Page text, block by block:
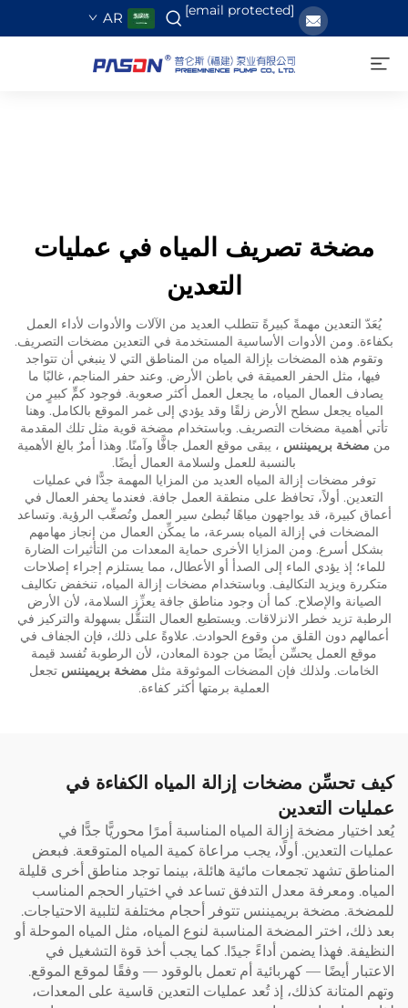
[email protected]
AR
مضخة تصريف المياه في عمليات
التعدين
يُعَدّ التعدين مهمةً كبيرةً تتطلب العديد من الآلات والأدوات لأداء العمل
بكفاءة. ومن الأدوات الأساسية المستخدمة في التعدين مضخات التصريف.
وتقوم هذه المضخات بإزالة المياه من المناطق التي لا ينبغي أن تتواجد
فيها، مثل الحفر العميقة في باطن الأرض. وعند حفر المناجم، غالبًا ما
يصادف العمال المياه، ما يجعل العمل أكثر صعوبة. فوجود كمٍّ كبيرٍ من
المياه يجعل سطح الأرض زلقًا وقد يؤدي إلى غمر الموقع بالكامل. وهنا
تأتي أهمية مضخات التصريف. وباستخدام مضخة قوية مثل تلك المقدمة
من مضخة بريميننس ، يبقى موقع العمل جافًّا وآمنًا. وهذا أمرٌ بالغ الأهمية
بالنسبة للعمل ولسلامة العمال أيضًا.
توفر مضخات إزالة المياه العديد من المزايا المهمة جدًّا في عمليات
التعدين. أولاً، تحافظ على منطقة العمل جافة. فعندما يحفر العمال في
أعماق كبيرة، قد يواجهون مياهًا تُبطئ سير العمل وتُصعِّب الرؤية. وتساعد
المضخات في إزالة المياه بسرعة، ما يمكِّن العمال من إنجاز مهامهم
بشكل أسرع. ومن المزايا الأخرى حماية المعدات من التأثيرات الضارة
للماء؛ إذ يؤدي الماء إلى الصدأ أو الأعطال، مما يستلزم إجراء إصلاحات
متكررة ويزيد التكاليف. وباستخدام مضخات إزالة المياه، تنخفض تكاليف
الصيانة والإصلاح. كما أن وجود مناطق جافة يعزِّز السلامة، لأن الأرض
الرطبة تزيد خطر الانزلاقات. ويستطيع العمال التنقُّل بسهولة والتركيز في
أعمالهم دون القلق من وقوع الحوادث. علاوةً على ذلك، فإن الجفاف في
موقع العمل يحسِّن أيضًا من جودة المعادن، لأن الرطوبة تُفسد قيمة
الخامات. ولذلك فإن المضخات الموثوقة مثل مضخة بريميننس تجعل
العملية برمتها أكثر كفاءة.
كيف تحسِّن مضخات إزالة المياه الكفاءة في
عمليات التعدين
يُعد اختيار مضخة إزالة المياه المناسبة أمرًا محوريًّا جدًّا في
عمليات التعدين. أولًا، يجب مراعاة كمية المياه المتوقعة. فبعض
المناطق تشهد تجمعات مائية هائلة، بينما توجد مناطق أخرى قليلة
المياه. ومعرفة معدل التدفق تساعد في اختيار الحجم المناسب
للمضخة. مضخة بريميننس تتوفر أحجام مختلفة لتلبية الاحتياجات.
بعد ذلك، اختر المضخة المناسبة لنوع المياه، مثل المياه الموحلة أو
النظيفة. فهذا يضمن أداءً جيدًا. كما يجب أخذ قوة التشغيل في
الاعتبار أيضًا — كهربائية أم تعمل بالوقود — وفقًا لموقع الموقع.
وتهم المتانة كذلك، إذ تُعد عمليات التعدين قاسية على المعدات،